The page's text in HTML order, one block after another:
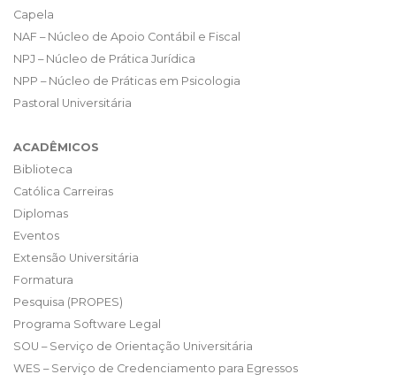
Capela
NAF – Núcleo de Apoio Contábil e Fiscal
NPJ – Núcleo de Prática Jurídica
NPP – Núcleo de Práticas em Psicologia
Pastoral Universitária
ACADÊMICOS
Biblioteca
Católica Carreiras
Diplomas
Eventos
Extensão Universitária
Formatura
Pesquisa (PROPES)
Programa Software Legal
SOU – Serviço de Orientação Universitária
WES – Serviço de Credenciamento para Egressos